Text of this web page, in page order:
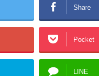
Share
Pocket
LINE